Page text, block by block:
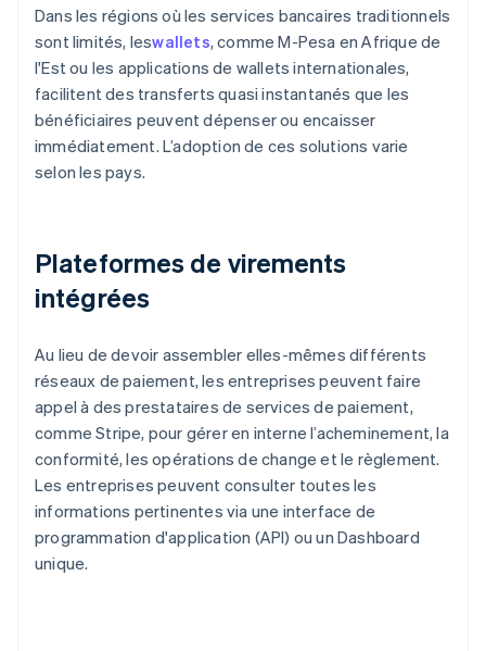
Dans les régions où les services bancaires traditionnels
sont limités, leswallets, comme M-Pesa en Afrique de
l'Est ou les applications de wallets internationales,
facilitent des transferts quasi instantanés que les
bénéficiaires peuvent dépenser ou encaisser
immédiatement. L’adoption de ces solutions varie
selon les pays.
Plateformes de virements
intégrées
Au lieu de devoir assembler elles-mêmes différents
réseaux de paiement, les entreprises peuvent faire
appel à des prestataires de services de paiement,
comme Stripe, pour gérer en interne l’acheminement, la
conformité, les opérations de change et le règlement.
Les entreprises peuvent consulter toutes les
informations pertinentes via une interface de
programmation d'application (API) ou un Dashboard
unique.